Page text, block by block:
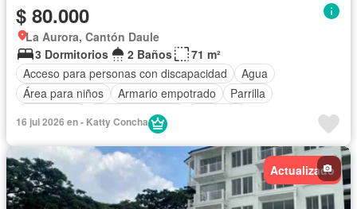
$ 80.000
La Aurora, Cantón Daule
3 Dormitorios
2 Baños
71 m²
Acceso para personas con discapacidad
Agua
Área para niños
Armario empotrado
Parrilla
Estacionamiento
Garita de guardianía
Jardín
Conserje
Seguridad
Sin amoblar
16 jul 2026 en - Katty Concha
Actualizado